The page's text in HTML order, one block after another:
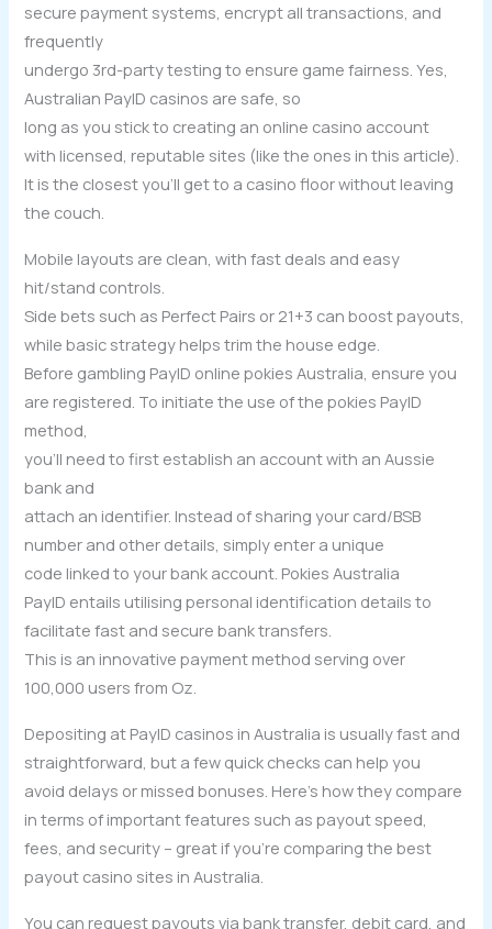
secure payment systems, encrypt all transactions, and
frequently
undergo 3rd-party testing to ensure game fairness. Yes,
Australian PayID casinos are safe, so
long as you stick to creating an online casino account
with licensed, reputable sites (like the ones in this article).
It is the closest you’ll get to a casino floor without leaving
the couch.
Mobile layouts are clean, with fast deals and easy
hit/stand controls.
Side bets such as Perfect Pairs or 21+3 can boost payouts,
while basic strategy helps trim the house edge.
Before gambling PayID online pokies Australia, ensure you
are registered. To initiate the use of the pokies PayID
method,
you’ll need to first establish an account with an Aussie
bank and
attach an identifier. Instead of sharing your card/BSB
number and other details, simply enter a unique
code linked to your bank account. Pokies Australia
PayID entails utilising personal identification details to
facilitate fast and secure bank transfers.
This is an innovative payment method serving over
100,000 users from Oz.
Depositing at PayID casinos in Australia is usually fast and
straightforward, but a few quick checks can help you
avoid delays or missed bonuses. Here’s how they compare
in terms of important features such as payout speed,
fees, and security – great if you’re comparing the best
payout casino sites in Australia.
You can request payouts via bank transfer, debit card, and